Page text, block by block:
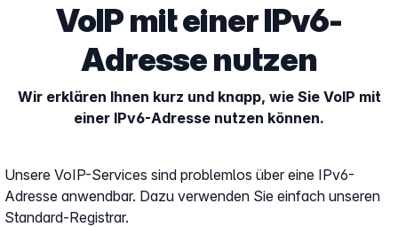
VoIP mit einer IPv6-
Adresse nutzen
Wir erklären Ihnen kurz und knapp, wie Sie VoIP mit
einer IPv6-Adresse nutzen können.
Unsere VoIP-Services sind problemlos über eine IPv6-
Adresse anwendbar. Dazu verwenden Sie einfach unseren
Standard-Registrar.